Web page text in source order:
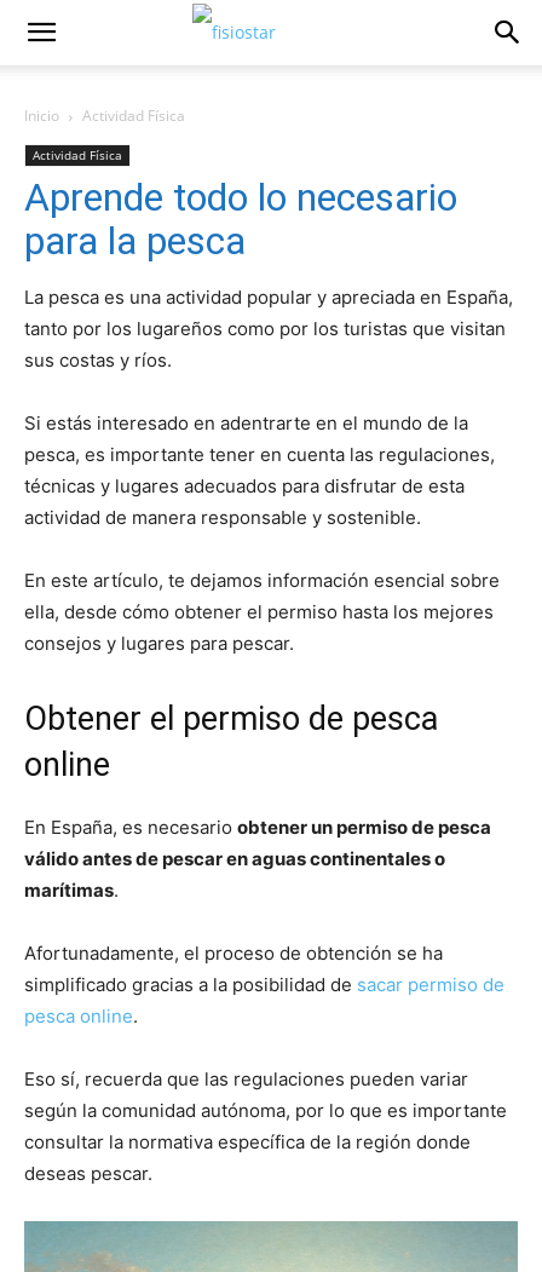
Inicio Actividad Fí­sica
Actividad Fí­sica
Aprende todo lo necesario
para la pesca
La pesca es una actividad popular y apreciada en España,
tanto por los lugareños como por los turistas que visitan
sus costas y ríos.
Si estás interesado en adentrarte en el mundo de la
pesca, es importante tener en cuenta las regulaciones,
técnicas y lugares adecuados para disfrutar de esta
actividad de manera responsable y sostenible.
En este artículo, te dejamos información esencial sobre
ella, desde cómo obtener el permiso hasta los mejores
consejos y lugares para pescar.
Obtener el permiso de pesca
online
En España, es necesario obtener un permiso de pesca
válido antes de pescar en aguas continentales o
marítimas.
Afortunadamente, el proceso de obtención se ha
simplificado gracias a la posibilidad de sacar permiso de
pesca online.
Eso sí, recuerda que las regulaciones pueden variar
según la comunidad autónoma, por lo que es importante
consultar la normativa específica de la región donde
deseas pescar.